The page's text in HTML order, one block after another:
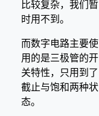
比较复杂，我们暂
时用不到。
而数字电路主要使
用的是三极管的开
关特性，只用到了
截止与饱和两种状
态。